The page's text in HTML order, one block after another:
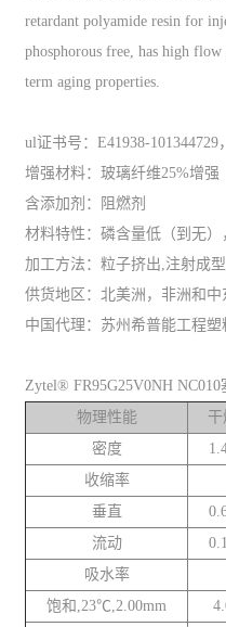
retardant polyamide resin for
phosphorous free, has high
term aging properties.
ul证书号：E41938-101344729
增强材料：玻璃纤维25%增强
含添加剂：阻燃剂
材料特性：磷含量低（到无）
加工方法：粒子挤出,注射成型
供货地区：北美洲，非洲和
中国代理：苏州希普能工程塑
Zytel® FR95G25V0NH
物理性能
干
密度
收缩率
垂直
流动
吸水率
饱和,23℃,2.00mm